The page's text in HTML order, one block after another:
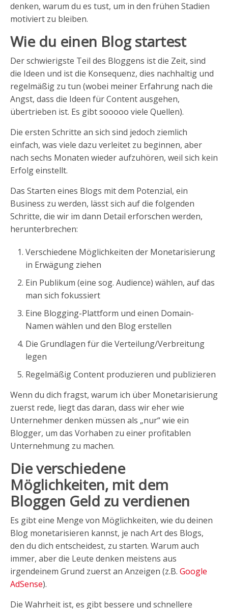
denken, warum du es tust, um in den frühen Stadien
motiviert zu bleiben.
Wie du einen Blog startest
Der schwierigste Teil des Bloggens ist die Zeit, sind
die Ideen und ist die Konsequenz, dies nachhaltig und
regelmäßig zu tun (wobei meiner Erfahrung nach die
Angst, dass die Ideen für Content ausgehen,
übertrieben ist. Es gibt sooooo viele Quellen).
Die ersten Schritte an sich sind jedoch ziemlich
einfach, was viele dazu verleitet zu beginnen, aber
nach sechs Monaten wieder aufzuhören, weil sich kein
Erfolg einstellt.
Das Starten eines Blogs mit dem Potenzial, ein
Business zu werden, lässt sich auf die folgenden
Schritte, die wir im dann Detail erforschen werden,
herunterbrechen:
Verschiedene Möglichkeiten der Monetarisierung
in Erwägung ziehen
Ein Publikum (eine sog. Audience) wählen, auf das
man sich fokussiert
Eine Blogging-Plattform und einen Domain-
Namen wählen und den Blog erstellen
Die Grundlagen für die Verteilung/Verbreitung
legen
Regelmäßig Content produzieren und publizieren
Wenn du dich fragst, warum ich über Monetarisierung
zuerst rede, liegt das daran, dass wir eher wie
Unternehmer denken müssen als „nur“ wie ein
Blogger, um das Vorhaben zu einer profitablen
Unternehmung zu machen.
Die verschiedene
Möglichkeiten, mit dem
Bloggen Geld zu verdienen
Es gibt eine Menge von Möglichkeiten, wie du deinen
Blog monetarisieren kannst, je nach Art des Blogs,
den du dich entscheidest, zu starten. Warum auch
immer, aber die Leute denken meistens aus
irgendeinem Grund zuerst an Anzeigen (z.B. Google
AdSense).
Die Wahrheit ist, es gibt bessere und schnellere